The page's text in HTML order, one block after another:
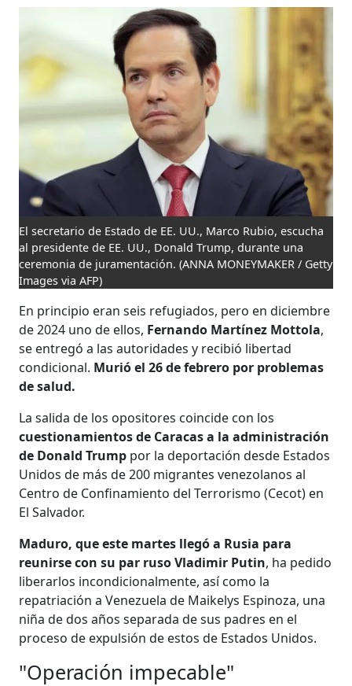
El secretario de Estado de EE. UU., Marco Rubio, escucha
al presidente de EE. UU., Donald Trump, durante una
ceremonia de juramentación. (ANNA MONEYMAKER / Getty
Images via AFP)
En principio eran seis refugiados, pero en diciembre
de 2024 uno de ellos, Fernando Martínez Mottola,
se entregó a las autoridades y recibió libertad
condicional. Murió el 26 de febrero por problemas
de salud.
La salida de los opositores coincide con los
cuestionamientos de Caracas a la administración
de Donald Trump por la deportación desde Estados
Unidos de más de 200 migrantes venezolanos al
Centro de Confinamiento del Terrorismo (Cecot) en
El Salvador.
Maduro, que este martes llegó a Rusia para
reunirse con su par ruso Vladimir Putin, ha pedido
liberarlos incondicionalmente, así como la
repatriación a Venezuela de Maikelys Espinoza, una
niña de dos años separada de sus padres en el
proceso de expulsión de estos de Estados Unidos.
"Operación impecable"